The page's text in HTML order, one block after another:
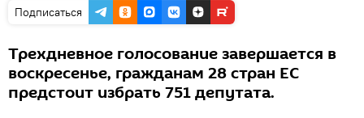
Подписаться
Трехдневное голосование завершается в
воскресенье, гражданам 28 стран ЕС
предстоит избрать 751 депутата.